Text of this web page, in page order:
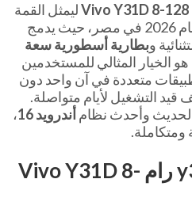
Vivo Y31D 8-128ليمثل القمة
في فئة الهواتف الاعتمادية لعام 2026 في مصر، حيث يدمج
وبطارية أسطورية سعة
هو الخيار المثالي للمستخدمين
متعددة في آن واحد دون
قيد التشغيل لأيام متواصلة.
وأحدث نظامأندرويد 16
،
ومتكاملة.
مميزات فيفو y31d 8 رام Vivo Y31D 8-